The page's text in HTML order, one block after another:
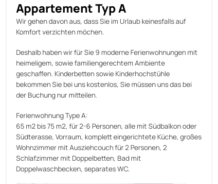
Appartement Typ A
Wir gehen davon aus, dass Sie im Urlaub keinesfalls auf
Komfort verzichten möchen.
Deshalb haben wir für Sie 9 moderne Ferienwohnungen mit
heimeligem, sowie familiengerechtem Ambiente
geschaffen. Kinderbetten sowie Kinderhochstühle
bekommen Sie bei uns kostenlos, Sie müssen uns das bei
der Buchung nur mitteilen.
Ferienwohnung Type A:
65 m2 bis 75 m2, für 2-6 Personen, alle mit Südbalkon oder
Südterasse, Vorraum, komplett eingerichtete Küche, großes
Wohnzimmer mit Ausziehcouch für 2 Personen, 2
Schlafzimmer mit Doppelbetten, Bad mit
Doppelwaschbecken, separates WC.